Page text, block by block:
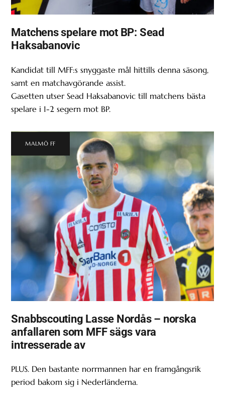
Matchens spelare mot BP: Sead
Haksabanovic
Kandidat till MFF:s snyggaste mål hittills denna säsong,
samt en matchavgörande assist.
Gasetten utser Sead Haksabanovic till matchens bästa
spelare i 1-2 segern mot BP.
MALMÖ FF
Snabbscouting Lasse Nordås – norska
anfallaren som MFF sägs vara
intresserade av
PLUS. Den bastante norrmannen har en framgångsrik
period bakom sig i Nederländerna.